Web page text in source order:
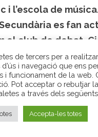
i l’escola de
es fan
el club de debat,
ioga.
du actualment
protocol de
de tercers per a
i navegació que ens
i funcionament de la web.
Pot acceptar o rebutjar
a través dels
Accepta-les totes